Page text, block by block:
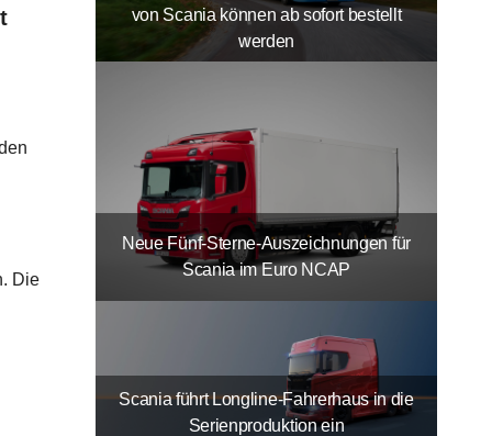
Die
von Scania können ab sofort bestellt
werden
Neue Fünf-Sterne-Auszeichnungen für
Scania im Euro NCAP
Scania führt Longline-Fahrerhaus in die
Serienproduktion ein